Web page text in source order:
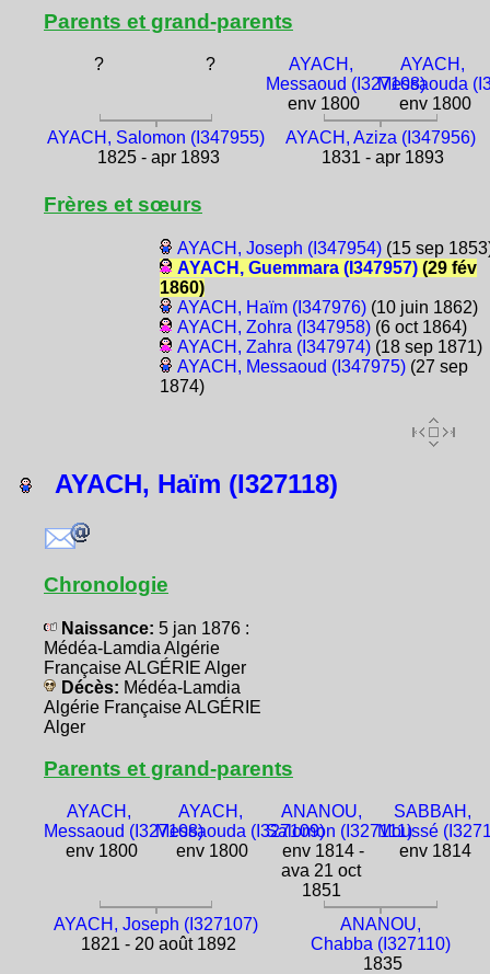
Parents et grand-parents
? ?
AYACH,
Messaoud (I327108)
env 1800
AYACH,
Messaouda
env 1800
AYACH, Salomon (I347955)
1825 - apr 1893
AYACH, Aziza (I347956)
1831 - apr 1893
Frères et sœurs
AYACH, Joseph (I347954)(15 sep
AYACH, Guemmara (I347957)(29 fév
1860)
AYACH, Haïm (I347976)(10 juin 1862)
AYACH, Zohra (I347958)(6 oct 1864)
AYACH, Zahra (I347974)(18 sep 1871)
AYACH, Messaoud (I347975)(27 sep
1874)
AYACH, Haïm (I327118)
Chronologie
Naissance: 5 jan 1876 :
Médéa-Lamdia Algérie
Française ALGÉRIE Alger
Décès: Médéa-Lamdia
Algérie Française ALGÉRIE
Alger
Parents et grand-parents
AYACH,
Messaoud (I327108)
env 1800
AYACH,
Messaouda (I327109)
env 1800
ANANOU,
Salomon (I327111)
env 1814 -
ava 21 oct
1851
SABBAH,
Moussé
env 1814
AYACH, Joseph (I327107)
1821 - 20 août 1892
ANANOU,
Chabba (I327110)
1835